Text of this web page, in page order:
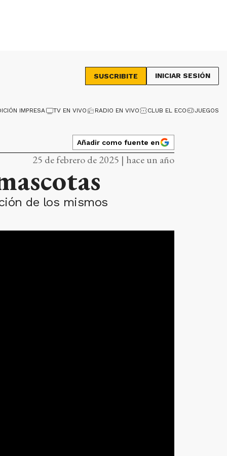
SUSCRIBITE INICIAR SESIÓN
IMPRESA TV EN VIVO RADIO EN VIVO CLUB EL ECO JUEGOS
Añadir como fuente en
25 de febrero de 2025 | hace un año
de los mismos